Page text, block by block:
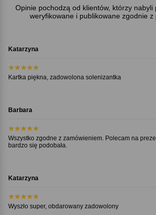
Opinie pochodzą od klientów, którzy nabyli
weryfikowane i publikowane zgodnie z
Katarzyna
Kartka piękna, zadowolona solenizantka
Barbara
Wszystko zgodne z zamówieniem. Polecam na
bardzo się podobała.
Katarzyna
Wyszło super, obdarowany zadowolony